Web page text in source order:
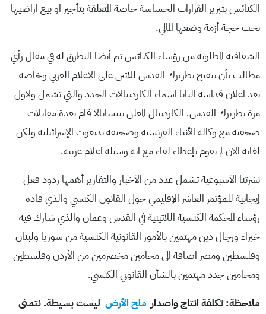
الكنائس بتبرير القرارات الحساسة خاصة المتعلقة بتأجير او بيع اراضيها
تحت حجة أزمة وضعها المالي.
الشفافية المطلوبة من رؤساء الكنائس تم أيضا التطرق له في مقال رأي
مطالب بأن ينفتح بطريرك القدس للاتين على الاعلام العربي وخاصة
بعد اعلان قداسة البابا اسماء الكاردينالات الجدد والتي تشمل ولاول
مرة بطريرك القدس. الكاردينال المعلن بيتسابالا قام بعدة مقابلات
صحفية مع وكالة الأنباء الفرنسية وصحيفة يديعوت الإسرائيلية ولكن
لغاية الان لم يقوم بإعطاء لقاء مع اية وسيلة اعلام عربية.
نشرتنا الأسبوعية تشمل عدد من الأخبار والتقارير أهمها ردود فعل
إيجابية للمؤتمر العاشر الإقليمي حول القانون الكنسي والذي قاده
رؤساء المحكمة الكنسية اللاتينية في القدس وعمان والذي شارك فيه
خبراء ورجال دين مهتمين بالأمور القانونية الكنسية من سوريا ولبنان
وفلسطين ومصر اضافة الى محامين مخضرمين من الأردن وفلسطين
ومحامين جدد مهتمين بالشأن القانوني الكنسي.
ملاحظة:تكلفة انتاج واصدار ملح الأرض ليست بسيطة. نتمنى